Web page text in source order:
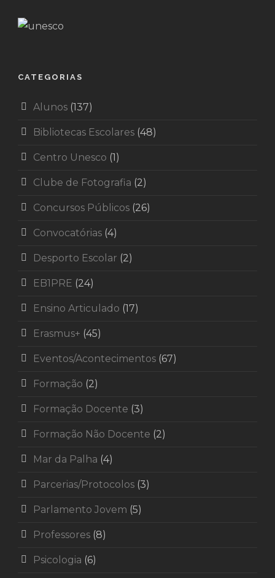
CATEGORIAS
Alunos (137)
Bibliotecas Escolares (48)
Centro Unesco (1)
Clube de Fotografia (2)
Concursos Públicos (26)
Convocatórias (4)
Desporto Escolar (2)
EB1PRE (24)
Ensino Articulado (17)
Erasmus+ (45)
Eventos/Acontecimentos (67)
Formação (2)
Formação Docente (3)
Formação Não Docente (2)
Mar da Palha (4)
Parcerias/Protocolos (3)
Parlamento Jovem (5)
Professores (8)
Psicologia (6)